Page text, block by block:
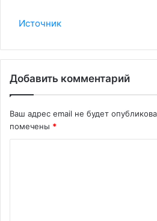
Источник
Добавить комментарий
Ваш адрес email не будет
помечены *